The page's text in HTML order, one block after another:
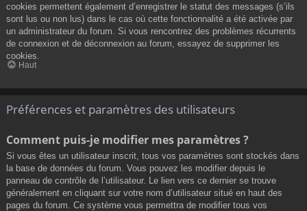
cookies permettent également d’enregistrer le statut des messages (s’ils
sont lus ou non lus) dans le cas où cette fonctionnalité a été activée par
un administrateur du forum. Si vous rencontrez des problèmes récurrents
de connexion et de déconnexion au forum, essayez de supprimer les
cookies.
Haut
Préférences et paramètres des utilisateurs
Comment puis-je modifier mes paramètres ?
Si vous êtes un utilisateur inscrit, tous vos paramètres sont stockés dans
la base de données du forum. Vous pouvez les modifier depuis le
panneau de contrôle de l’utilisateur. Le lien vers ce dernier se trouve
généralement en cliquant sur votre nom d’utilisateur situé en haut des
pages du forum. Ce système vous permettra de modifier tous vos